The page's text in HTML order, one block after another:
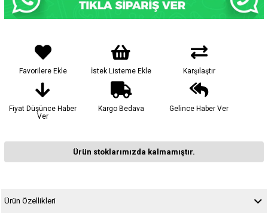
Favorilere Ekle İstek Listeme Ekle Karşılaştır
Fiyat Düşünce Haber
Ver
Kargo Bedava Gelince Haber Ver
Ürün stoklarımızda kalmamıştır.
Ürün Özellikleri